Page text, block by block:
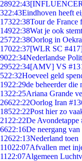
28922:43
322:43Eindhoven heeft
17322:38Tour de France
14922:38Wat je ook
25722:38Oorlog in
17022:37[WLR SC
9022:34Nederlandse
29522:34[AMV] VS
522:32Hoeveel geld
1922:29de beheerder die
1322:25Ariana Grande
26622:22Oorlog Iran
18522:22Post hier zo
21 22:22De
6622:16De neergang
12622:13Nederland toen
11022:07Afvallen met
11 22:07Algemeen